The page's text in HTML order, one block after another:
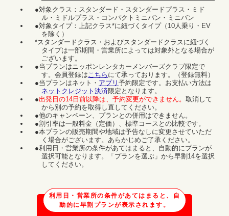
●対象クラス：スタンダード・スタンダードプラス・ミド
ル・ミドルプラス・コンパクトミニバン・ミニバン
●対象タイプ：上記クラス*に紐づくタイプ（10人乗り・EV
を除く）
*スタンダードクラス・およびスタンダードクラスに紐づく
タイプは一部期間・営業所によっては対象外となる場合が
ございます。
●当プランはニッポンレンタカーメンバーズクラブ限定で
す。会員登録は こちら にて承っております。（登録無料）
●当プランはネット・ アプリ 予約限定です。お支払い方法は
ネットクレジット決済限定となります。
●出発日の14日前以降は、予約変更ができません。 取消して
から別の予約を取得し直してください。
●他のキャンペーン、プランとの併用はできません。
●割引率は一般料金（定価）、標準コースとの比較です。
●本プランの販売期間や地域は予告なしに変更させていただ
く場合がございます。あらかじめご了承ください。
●利用日・営業所の条件があてはまると、自動的にプランが
選択可能となります。「プランを選ぶ」から早割14を選択
してください。
利用日・営業所の条件があてはまると、自
動的に早割プランが表示されます。